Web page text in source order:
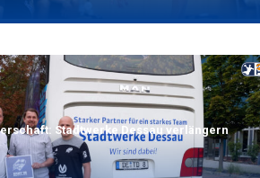
Stadtwerke Dessau verlängern